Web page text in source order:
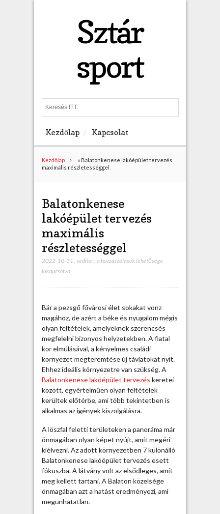
Sztár
sport
e
h
Kezdőlap Kapcsolat
Kezdőlap » Balatonkenese lakóépület tervezés
maximális részletességgel
Balatonkenese
lakóépület tervezés
maximális
részletességgel
2022-10-31 seditor, B
o
n
k
e
n
e
s
e
l
a
k
é
p
e
a hozzászólások lehetősége
kikapcsolva
Bár a pezsgő fővárosi élet sokakat vonz
magához, de azért a béke és nyugalom mégis
olyan feltételek, amelyeknek szerencsés
megfelelni bizonyos helyzetekben. A fiatal
kor elmúlásával, a kényelmes családi
környezet megteremtése új távlatokat nyit.
Ehhez ideális környezetre van szükség. A
Balatonkenese lakóépület tervezés keretei
között, egyértelműen olyan feltételek
kerültek előtérbe, ami több tekintetben is
alkalmas az igények kiszolgálásra.
A löszfal feletti területeken a panoráma már
önmagában olyan képet nyújt, amit megéri
kiélvezni. Az adott környezetben 7 különálló
Balatonkenese lakóépület tervezés esett
fókuszba. A látvány volt az elsődleges, amit
meg kellett tartani. A Balaton közelsége
önmagában azt a hatást eredményezi, ami
megunhatatlan.